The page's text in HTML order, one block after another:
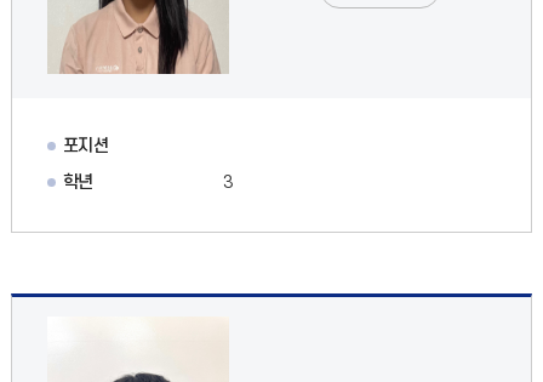
포지션
학년
3